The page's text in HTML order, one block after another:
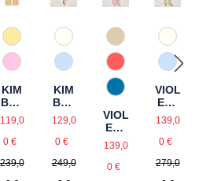
21 Gelb gemustert
54 Pink gemustert
KIM
BER
LY
Verkaufspreis:
119,0
0 €
Regulärer Preis:
239,0
12 Natur gemustert
82 Hellblau gemustert
KIM
BER
LY
Verkaufspreis:
129,0
0 €
249,0
31 Beige
51 Rot
81 Blau
VIOL
ETT
A
Verkaufspreis:
139,0
0 €
Regulärer Preis:
12
82
VIOL
ETT
A
139,0
0 €
279,0